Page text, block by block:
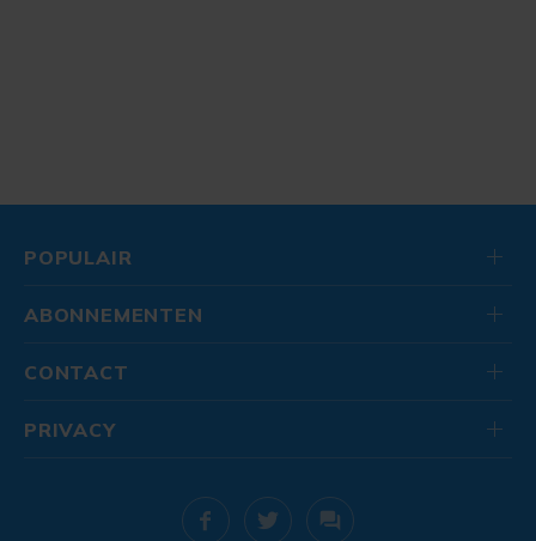
POPULAIR
ABONNEMENTEN
CONTACT
PRIVACY